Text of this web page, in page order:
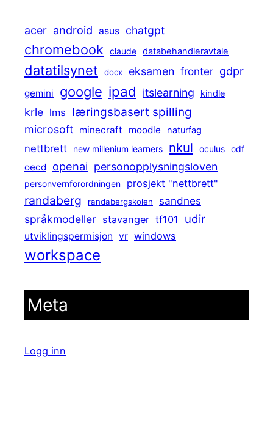
acer android asus chatgpt
chromebook claude databehandleravtale
datatilsynet docx eksamen fronter gdpr
gemini google ipad itslearning kindle
krle lms læringsbasert spilling
microsoft minecraft moodle naturfag
nettbrett new millenium learners nkul oculus odf
oecd openai personopplysningsloven
personvernforordningen prosjekt "nettbrett"
randaberg randabergskolen
sandnes
språkmodeller stavanger tf101 udir
utviklingspermisjon vr windows
workspace
Meta
Logg inn